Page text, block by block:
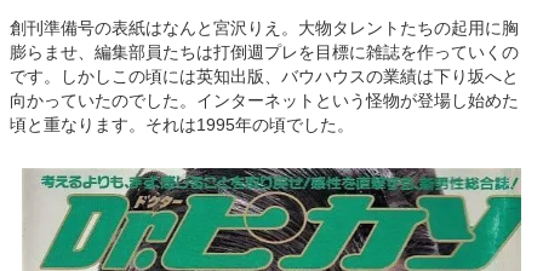
創刊準備号の表紙はなんと宮沢りえ。大物タレントたちの起用に胸
膨らませ、編集部員たちは打倒週プレを目標に雑誌を作っていくの
です。しかしこの頃には英知出版、バウハウスの業績は下り坂へと
向かっていたのでした。インターネットという怪物が登場し始めた
頃と重なります。それは1995年の頃でした。